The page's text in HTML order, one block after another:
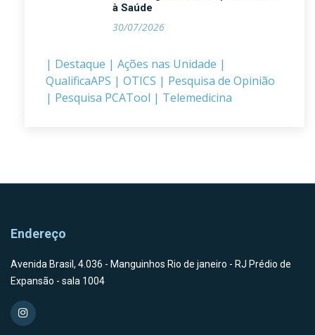
à Saúde
30/07/2026
| Destaque | Ações nas Unidade |
QualificaAPS | OTICS | Pesquisa de Opinião
| Pesquisa PCATool | Telemedicina
Endereço
Avenida Brasil, 4.036 - Manguinhos Rio de janeiro - RJ Prédio de
Expansão - sala 1004